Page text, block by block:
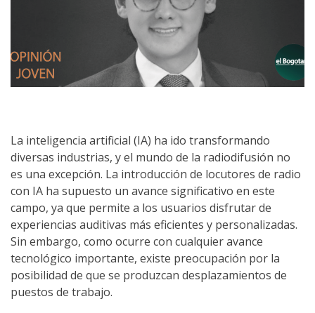
La inteligencia artificial (IA) ha ido transformando
diversas industrias, y el mundo de la radiodifusión no
es una excepción. La introducción de locutores de radio
con IA ha supuesto un avance significativo en este
campo, ya que permite a los usuarios disfrutar de
experiencias auditivas más eficientes y personalizadas.
Sin embargo, como ocurre con cualquier avance
tecnológico importante, existe preocupación por la
posibilidad de que se produzcan desplazamientos de
puestos de trabajo.